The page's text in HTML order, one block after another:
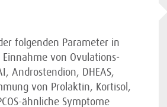
folgenden Parameter in
Einnahme von Ovulations­
Androstendion, DHEAS,
von Prolaktin, Kortisol,
ähnliche Symptome